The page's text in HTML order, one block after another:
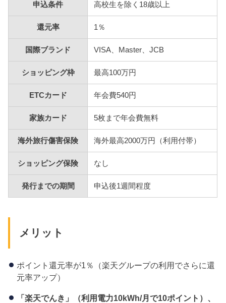
申込条件 高校生を除く18歳以上
還元率 1％
国際ブランド VISA、Master、JCB
ショッピング枠 最高100万円
ETCカード 年会費540円
家族カード 5枚まで年会費無料
海外旅行傷害保険 海外最高2000万円（利用付帯）
ショッピング保険 なし
発行までの期間 申込後1週間程度
メリット
ポイント還元率が1％（楽天グループの利用でさらに還
元率アップ）
「楽天でんき」（利用電力10kWh/月で10ポイント）、